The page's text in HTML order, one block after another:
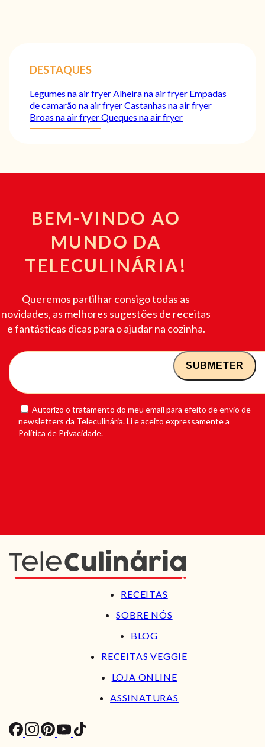
DESTAQUES
Legumes na air fryerAlheira na air fryer Empadas
de camarão na air fryerCastanhas na air fryer
Broas na air fryerQueques na air fryer
BEM-VINDO AO
MUNDO DA
TELECULINÁRIA!
Queremos partilhar consigo todas as
novidades, as melhores sugestões de receitas
e fantásticas dicas para o ajudar na cozinha.
Autorizo o tratamento do meu email para efeito de envio de
newsletters da Teleculinária. Li e aceito expressamente a
Política de Privacidade.
RECEITAS
SOBRE NÓS
BLOG
RECEITAS VEGGIE
LOJA ONLINE
ASSINATURAS